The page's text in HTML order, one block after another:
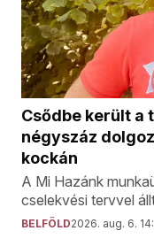
Csődbe került a
négyszáz
kockán
A Mi Hazánk
cselekvési tervvel
BELFÖLD2026. aug. 6.